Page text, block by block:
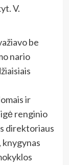
V.
be
nario
ir
renginio
direktoriaus
knygynas